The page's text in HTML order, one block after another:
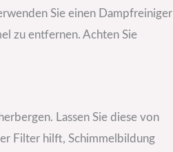
Sie einen Dampfreiniger
zu entfernen. Achten Sie
Lassen Sie diese von
Filter hilft, Schimmelbildung